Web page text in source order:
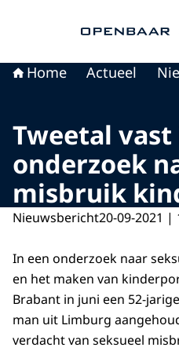
Home Actueel
Tweetal vast
onderzoek
misbruik
Nieuwsbericht20-09-2021 |
In een onderzoek naar
en het maken van
Brabant in juni een 52-
man uit Limburg
verdacht van seksueel